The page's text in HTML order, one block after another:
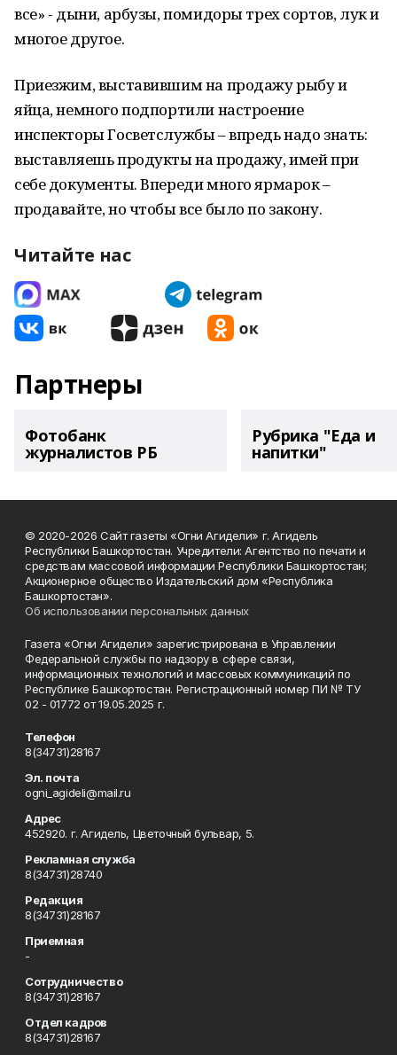
все» - дыни, арбузы, помидоры трех сортов, лук и
многое другое.
Приезжим, выставившим на продажу рыбу и
яйца, немного подпортили настроение
инспекторы Госветслужбы – впредь надо знать:
выставляешь продукты на продажу, имей при
себе документы. Впереди много ярмарок –
продавайте, но чтобы все было по закону.
Читайте нас
Партнеры
Фотобанк
журналистов РБ
Рубрика "Еда и
напитки"
© 2020-2026 Сайт газеты «Огни Агидели» г. Агидель
Республики Башкортостан. Учредители: Агентство по печати и
средствам массовой информации Республики Башкортостан;
Акционерное общество Издательский дом «Республика
Башкортостан».
Об использовании персональных данных
Газета «Огни Агидели» зарегистрирована в Управлении
Федеральной службы по надзору в сфере связи,
информационных технологий и массовых коммуникаций по
Республике Башкортостан. Регистрационный номер ПИ № ТУ
02 - 01772 от 19.05.2025 г.
Телефон
8(34731)28167
Эл. почта
ogni_agideli@mail.ru
Адрес
452920. г. Агидель, Цветочный бульвар, 5.
Рекламная служба
8(34731)28740
Редакция
8(34731)28167
Приемная
-
Сотрудничество
8(34731)28167
Отдел кадров
8(34731)28167